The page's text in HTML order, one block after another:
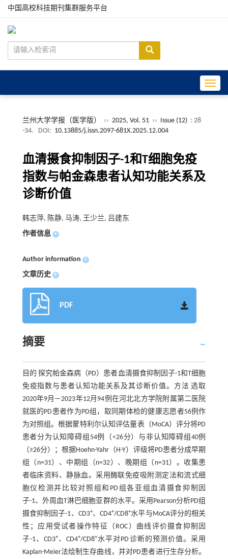
中国高校科技期刊集群服务平台
兰州大学学报（医学版） ›› 2025, Vol. 51 ›› Issue (12) : 28
-34.
DOI: 10.13885/j.issn.2097-681X.2025.12.004
血清摄食抑制因子-1和T细胞免疫
指数与帕金森患者认知功能关系及
诊断价值
韩志萍, 陈静, 马涛, 王少兰, 吕建东
作者信息 +
Author information +
文章历史 +
PDF
摘要
目的 探究帕金森病（PD）患者血清摄食抑制因子-1和T细胞
免疫指数与患者认知功能关系及其诊断价值。方法 选取
2020年9月—2023年12月94例在河北北方学院附属第二医院
就医的PD患者作为PD组，取同期体检的健康志愿者56例作
为对照组。根据蒙特利尔认知评估量表（MoCA）评分将PD
患者分为认知障碍组54例（<26分）与非认知障碍组40例
（≥26分）；根据Hoehn-Yahr（H-Y）评级将PD患者分成早期
组（n=31）、中期组（n=32）、晚期组（n=31）。收集患
者临床资料、静脉血。采用酶联免疫吸附测定法和流式细
胞仪检测并比较对照组和PD组各亚组血清摄食抑制因
子-1、外周血T淋巴细胞亚群的水平。采用Pearson分析PD组
摄食抑制因子-1、CD3+、CD4+/CD8+水平与MoCA评分的相关
性；应用受试者操作特征（ROC）曲线评价摄食抑制因
子-1、CD3+、CD4+/CD8+水平对PD诊断的预测价值。采用
Kaplan-Meier法绘制生存曲线，并对PD患者进行生存分析。